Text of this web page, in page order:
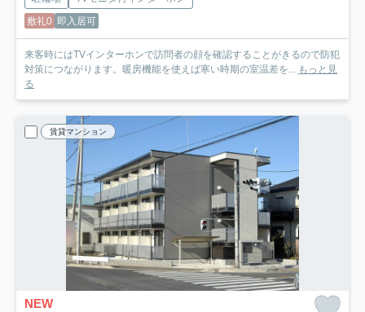
敷礼0 即入居可
来客時にはTVインターホンで訪問者の顔を確認することがきるので防犯
対策につながります。暖房機能を使えば寒い時期の室温差を... もっと見
る
賃貸マンション
NEW